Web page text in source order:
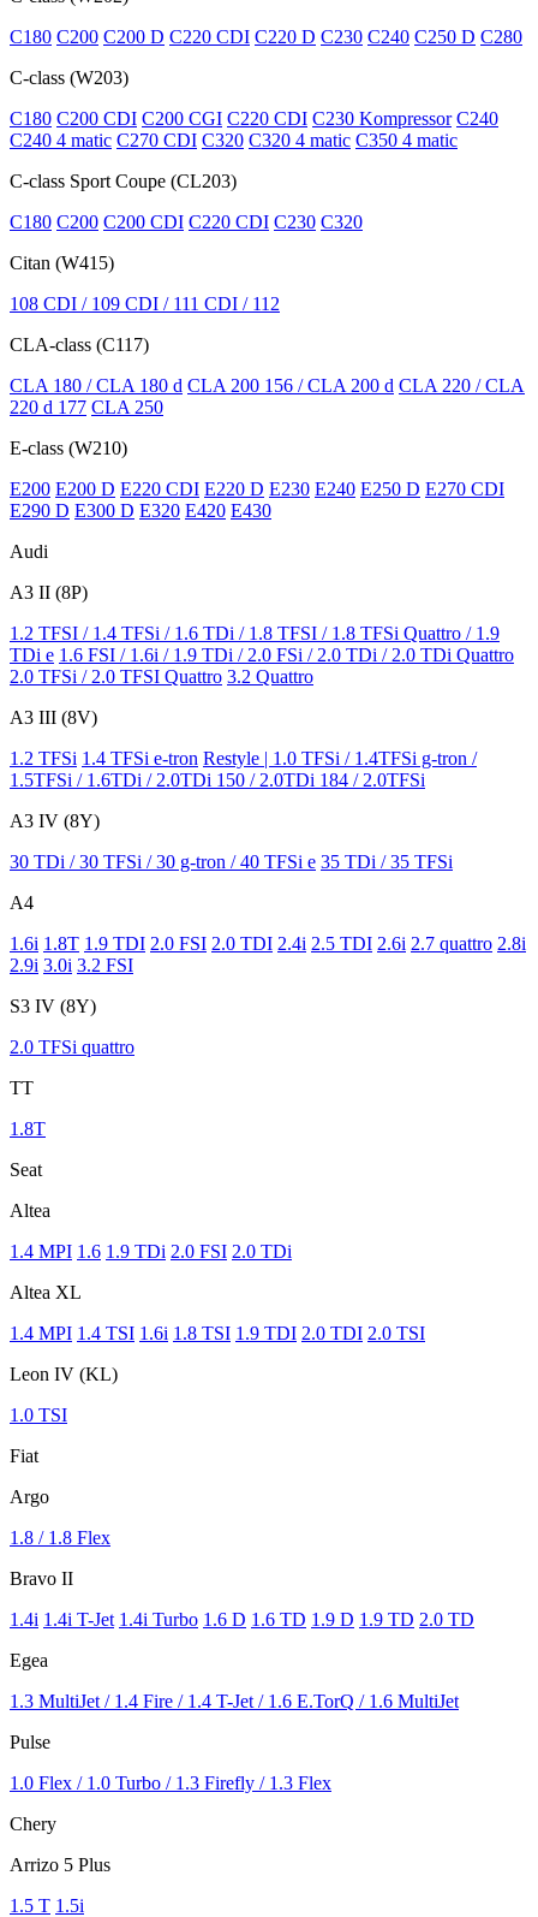
C180 C200 C200 D C220 CDI C220 D C230 C240 C250 D C280
C-class (W203)
C180 C200 CDI C200 CGI C220 CDI C230 Kompressor C240
C240 4 matic C270 CDI C320 C320 4 matic C350 4 matic
C-class Sport Coupe (CL203)
C180 C200 C200 CDI C220 CDI C230 C320
Citan (W415)
108 CDI / 109 CDI / 111 CDI / 112
CLA-class (C117)
CLA 180 / CLA 180 d CLA 200 156 / CLA 200 d CLA 220 / CLA
220 d 177 CLA 250
E-class (W210)
E200 E200 D E220 CDI E220 D E230 E240 E250 D E270 CDI
E290 D E300 D E320 E420 E430
Audi
A3 II (8P)
1.2 TFSI / 1.4 TFSi / 1.6 TDi / 1.8 TFSI / 1.8 TFSi Quattro / 1.9
TDi e 1.6 FSI / 1.6i / 1.9 TDi / 2.0 FSi / 2.0 TDi / 2.0 TDi Quattro
2.0 TFSi / 2.0 TFSI Quattro 3.2 Quattro
A3 III (8V)
1.2 TFSi 1.4 TFSi e-tron Restyle | 1.0 TFSi / 1.4TFSi g-tron /
1.5TFSi / 1.6TDi / 2.0TDi 150 / 2.0TDi 184 / 2.0TFSi
A3 IV (8Y)
30 TDi / 30 TFSi / 30 g-tron / 40 TFSi e 35 TDi / 35 TFSi
A4
1.6i 1.8T 1.9 TDI 2.0 FSI 2.0 TDI 2.4i 2.5 TDI 2.6i 2.7 quattro 2.8i
2.9i 3.0i 3.2 FSI
S3 IV (8Y)
2.0 TFSi quattro
TT
1.8T
Seat
Altea
1.4 MPI 1.6 1.9 TDi 2.0 FSI 2.0 TDi
Altea XL
1.4 MPI 1.4 TSI 1.6i 1.8 TSI 1.9 TDI 2.0 TDI 2.0 TSI
Leon IV (KL)
1.0 TSI
Fiat
Argo
1.8 / 1.8 Flex
Bravo II
1.4i 1.4i T-Jet 1.4i Turbo 1.6 D 1.6 TD 1.9 D 1.9 TD 2.0 TD
Egea
1.3 MultiJet / 1.4 Fire / 1.4 T-Jet / 1.6 E.TorQ / 1.6 MultiJet
Pulse
1.0 Flex / 1.0 Turbo / 1.3 Firefly / 1.3 Flex
Chery
Arrizo 5 Plus
1.5 T 1.5i